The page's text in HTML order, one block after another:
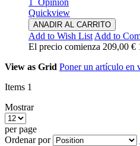
1 Opinión
Quickview
ANADIR AL CARRITO
Add to Wish List Add to
El precio comienza 209,00 €
View as Grid Poner un artículo en
Items 1
Mostrar
per page
Ordenar por